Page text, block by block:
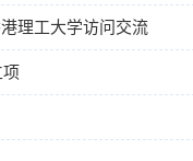
理工大学访问交流